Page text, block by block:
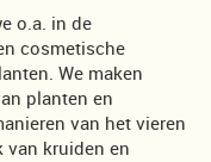
o.a. in de
cosmetische
We maken
planten en
van het vieren
van kruiden en